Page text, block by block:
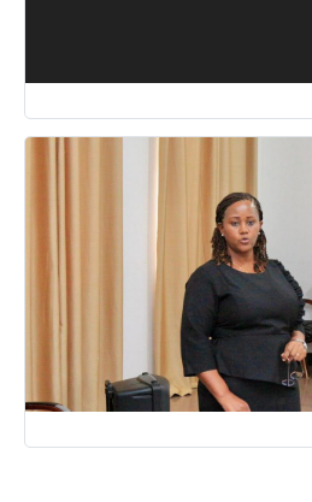
09 May, 2025